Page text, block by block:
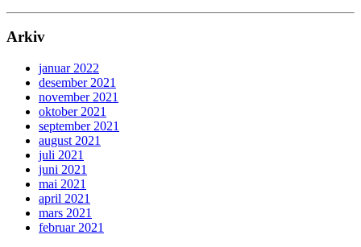
Arkiv
januar 2022
desember 2021
november 2021
oktober 2021
september 2021
august 2021
juli 2021
juni 2021
mai 2021
april 2021
mars 2021
februar 2021